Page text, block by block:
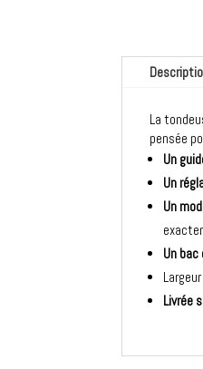
La
pensée
Un
Un
Un
Un
Livrée